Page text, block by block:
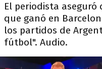
El periodista
que ganó en
los partidos de
fútbol". Audio.